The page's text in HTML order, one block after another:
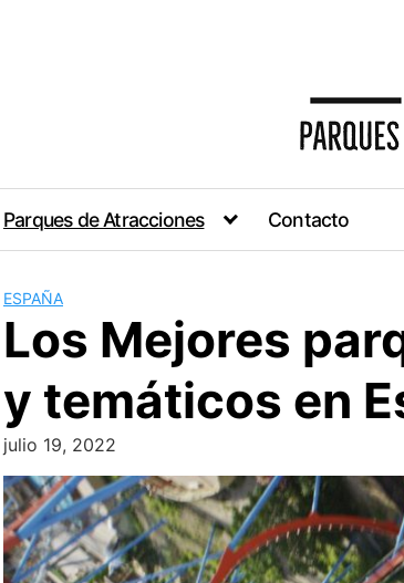
Parques de Atracciones Contacto
ESPAÑA
Los Mejores
y temáticos en
julio 19, 2022